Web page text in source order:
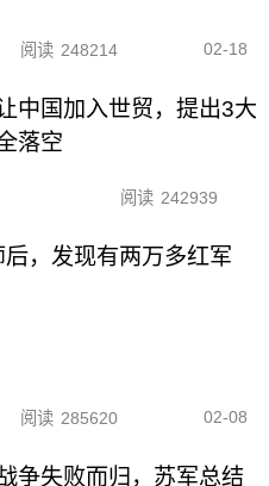
阅读 248214 02-18
中国加入世贸，提出3大
落空
阅读 242939
，发现有两万多红军
阅读 285620 02-08
争失败而归，苏军总结